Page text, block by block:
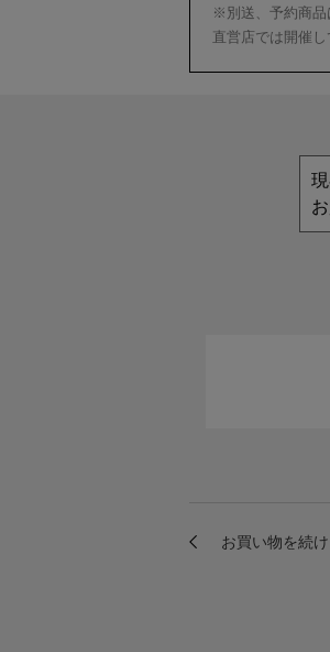
※別送、予約商
直営店では開催し